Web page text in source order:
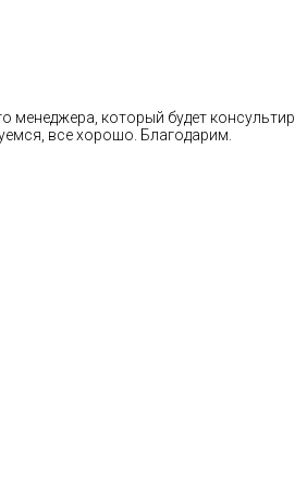
менеджера, который будет
все хорошо. Благодарим.